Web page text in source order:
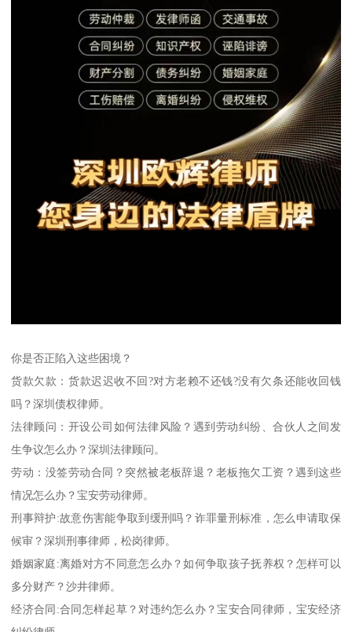
你是否正陷入这些困境？
货款欠款：货款迟迟收不回?对方老赖不还钱?没有欠条还能收回钱
吗？深圳债权律师。
法律顾问：开设公司如何法律风险？遇到劳动纠纷、合伙人之间发
生争议怎么办？深圳法律顾问。
劳动：没签劳动合同？突然被老板辞退？老板拖欠工资？遇到这些
情况怎么办？宝安劳动律师。
刑事辩护:故意伤害能争取到缓刑吗？诈罪量刑标准，怎么申请取保
候审？深圳刑事律师，松岗律师。
婚姻家庭:离婚对方不同意怎么办？如何争取孩子抚养权？怎样可以
多分财产？沙井律师。
经济合同:合同怎样起草？对违约怎么办？宝安合同律师，宝安经济